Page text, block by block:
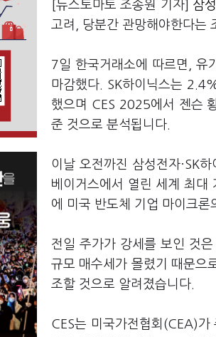
[뉴스토마토 조송원 기자] 삼
고려, 당분간 관망해야한다는
7일 한국거래소에 따르면,
마감했다. SK하이닉스는
했으며 CES 2025에서 젠슨
준 것으로 분석됩니다.
이날 오전까진 삼성전자·SK
베이거스에서 열린 세계 최대
에 미국 반도체 기업 마이크
전일 주가가 강세를 보인 것
규모 매수세가 몰렸기 때문으
조할 것으로 알려졌습니다.
CES는 미국가전협회(CEA)